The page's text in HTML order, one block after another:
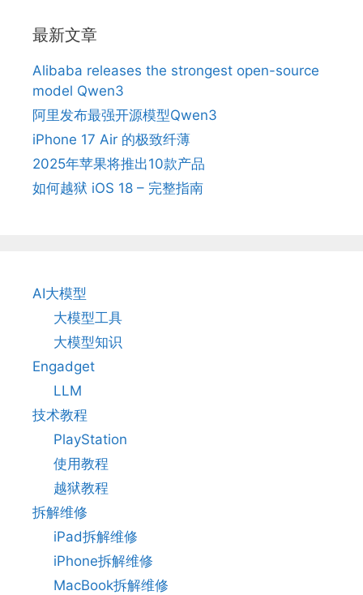
最新文章
Alibaba releases the strongest open-source
model Qwen3
阿里发布最强开源模型Qwen3
iPhone 17 Air 的极致纤薄
2025年苹果将推出10款产品
如何越狱 iOS 18 – 完整指南
AI大模型
大模型工具
大模型知识
Engadget
LLM
技术教程
PlayStation
使用教程
越狱教程
拆解维修
iPad拆解维修
iPhone拆解维修
MacBook拆解维修